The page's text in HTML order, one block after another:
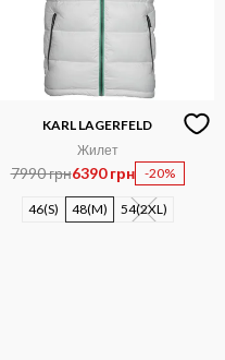
KARL LAGERFELD
Жилет
7990 грн6390 грн -20%
46(S) 48(M) 54(2XL)